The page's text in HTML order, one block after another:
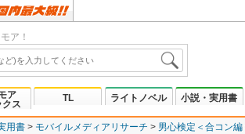
ア！
ア
クス
TL ライトノベル 小説・実用書
用書 モバイルメディアリサーチ
男心検定＜合コン